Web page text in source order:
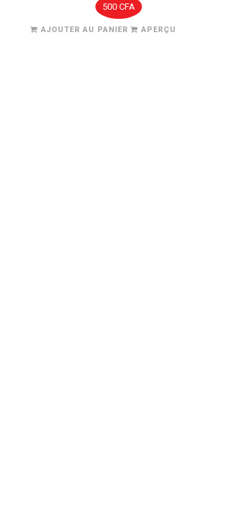
500 CFA
AJOUTER AU PANIER APERÇU